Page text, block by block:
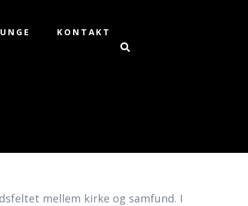
KONTAKT
mellem kirke og samfund. I